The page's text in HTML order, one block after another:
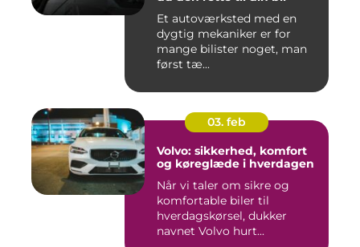
Et autoværksted med en
dygtig mekaniker er for
mange bilister noget, man
først tæ...
03. feb
Volvo: sikkerhed, komfort
og køreglæde i hverdagen
Når vi taler om sikre og
komfortable biler til
hverdagskørsel, dukker
navnet Volvo hurt...